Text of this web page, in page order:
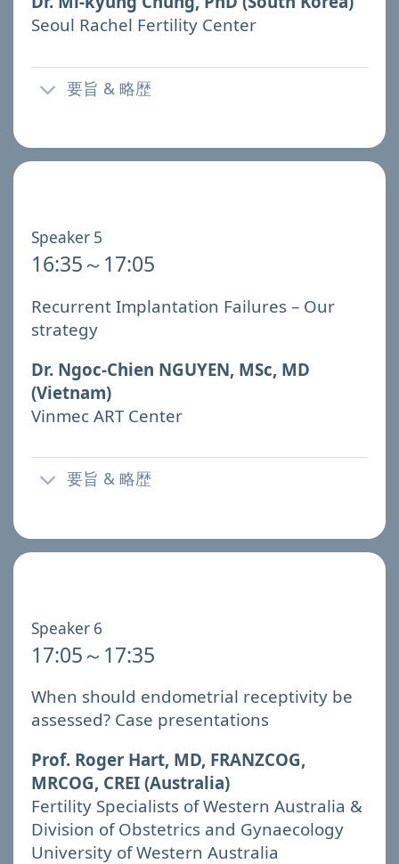
Seoul Rachel Fertility Center
要旨 & 略歴
Speaker 5
16:35～17:05
Recurrent Implantation Failures – Our
strategy
Dr. Ngoc-Chien NGUYEN, MSc, MD
(Vietnam)
Vinmec ART Center
要旨 & 略歴
Speaker 6
17:05～17:35
When should endometrial receptivity be
assessed? Case presentations
Prof. Roger Hart, MD, FRANZCOG,
MRCOG, CREI (Australia)
Fertility Specialists of Western Australia &
Division of Obstetrics and Gynaecology
University of Western Australia